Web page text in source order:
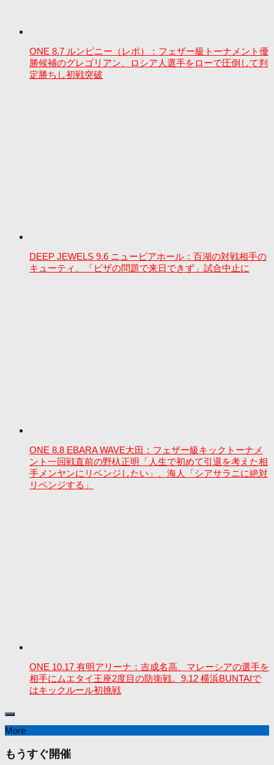
ONE 8.7 ルンピニー（レポ）：フェザー級トーナメント優
勝候補のグレゴリアン、ロシア人選手をローで圧倒して判
定勝ちし初戦突破
DEEP JEWELS 9.6 ニューピアホール：百湖の対戦相手の
キューティ、「ビザの問題で来日できず」試合中止に
ONE 8.8 EBARA WAVE大田：フェザー級キックトーナメ
ント一回戦直前の野杁正明「人生で初めて引退を考えた相
手メンヤンにリベンジしたい」、海人「シアサラニに絶対
リベンジする」
ONE 10.17 有明アリーナ：吉成名高、マレーシアの選手を
相手にムエタイ王座2度目の防衛戦。9.12 横浜BUNTAIで
はキックルール初挑戦
More
もうすぐ開催